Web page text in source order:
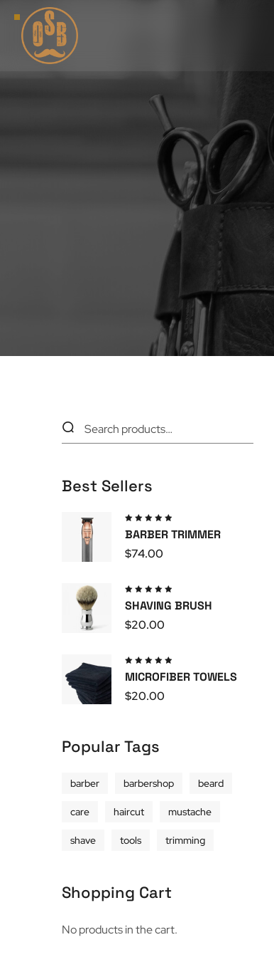
Best Sellers
Valutato
5.00su
BARBER TRIMMER
$74.00
Valutato
5.00su
SHAVING BRUSH
$20.00
Valutato
5.00 su
MICROFIBER TOWELS
$20.00
Popular Tags
barber barbershop beard
care haircut mustache
shave tools trimming
Shopping Cart
No products in the cart.